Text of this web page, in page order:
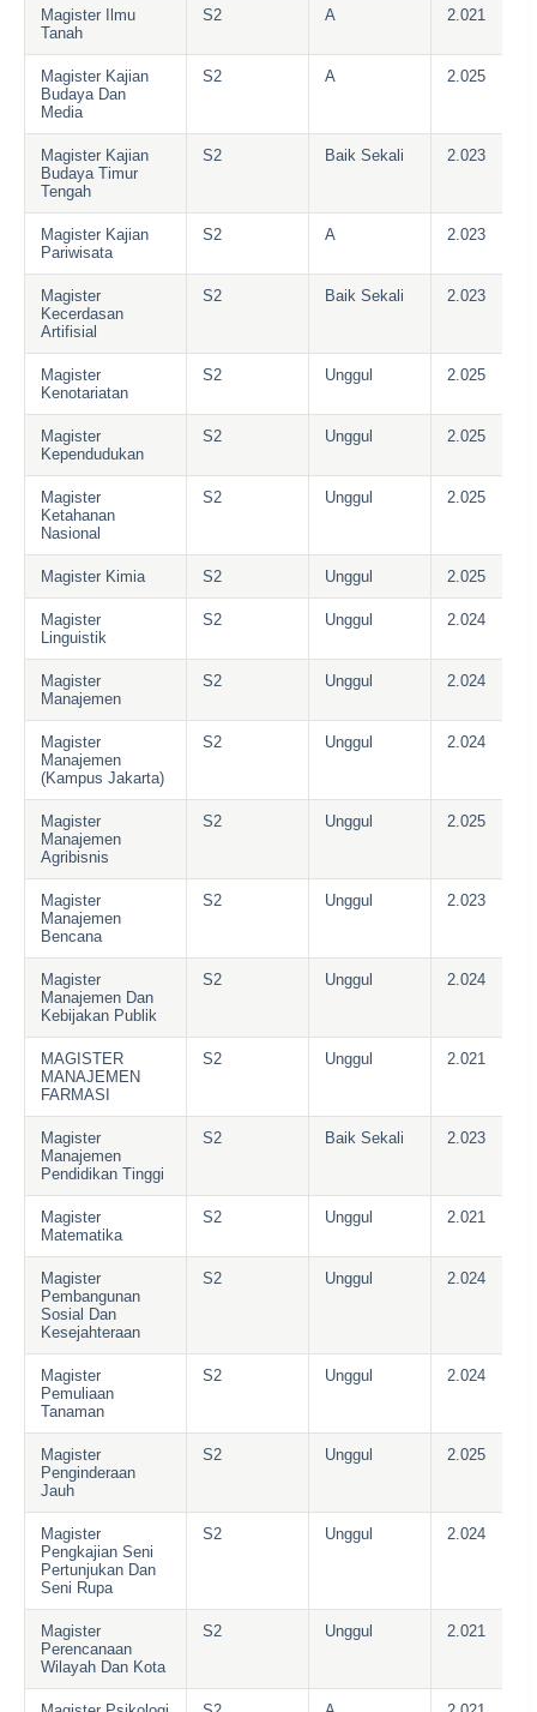
Magister Ilmu
Tanah
S2 A 2.021
Magister Kajian
Budaya Dan
Media
S2 A 2.025
Magister Kajian
Budaya Timur
Tengah
S2 Baik Sekali 2.023
Magister Kajian
Pariwisata
S2 A 2.023
Magister
Kecerdasan
Artifisial
S2 Baik Sekali 2.023
Magister
Kenotariatan
S2 Unggul 2.025
Magister
Kependudukan
S2 Unggul 2.025
Magister
Ketahanan
Nasional
S2 Unggul 2.025
Magister Kimia S2 Unggul 2.025
Magister
Linguistik
S2 Unggul 2.024
Magister
Manajemen
S2 Unggul 2.024
Magister
Manajemen
(Kampus Jakarta)
S2 Unggul 2.024
Magister
Manajemen
Agribisnis
S2 Unggul 2.025
Magister
Manajemen
Bencana
S2 Unggul 2.023
Magister
Manajemen Dan
Kebijakan Publik
S2 Unggul 2.024
MAGISTER
MANAJEMEN
FARMASI
S2 Unggul 2.021
Magister
Manajemen
Pendidikan Tinggi
S2 Baik Sekali 2.023
Magister
Matematika
S2 Unggul 2.021
Magister
Pembangunan
Sosial Dan
Kesejahteraan
S2 Unggul 2.024
Magister
Pemuliaan
Tanaman
S2 Unggul 2.024
Magister
Penginderaan
Jauh
S2 Unggul 2.025
Magister
Pengkajian Seni
Pertunjukan Dan
Seni Rupa
S2 Unggul 2.024
Magister
Perencanaan
Wilayah Dan Kota
S2 Unggul 2.021